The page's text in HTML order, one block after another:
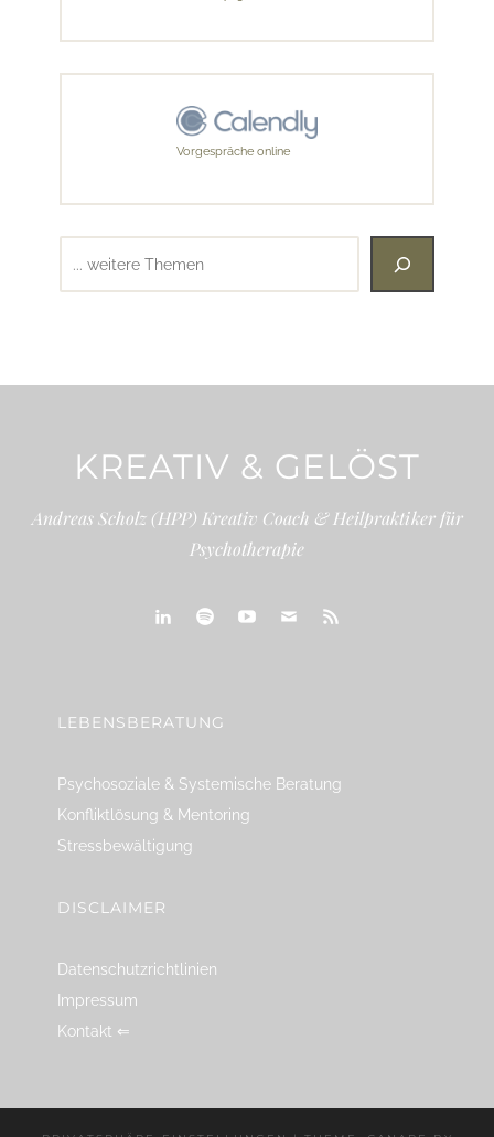
Vorgespräche online
KREATIV & GELÖST
Andreas Scholz (HPP) Kreativ Coach & Heilpraktiker für
Psychotherapie
LEBENSBERATUNG
Psychosoziale & Systemische Beratung
Konfliktlösung & Mentoring
Stressbewältigung
DISCLAIMER
Datenschutzrichtlinien
Impressum
Kontakt ⇐